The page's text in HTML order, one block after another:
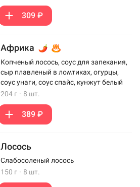
309 ₽
Африка
Копченый лосось, соус для запекания,
сыр плавленый в ломтиках, огурцы,
соус унаги, соус спайс, кунжут белый
204 г · 8 шт.
389 ₽
Лосось
Слабосоленый лосось
150 г · 8 шт.